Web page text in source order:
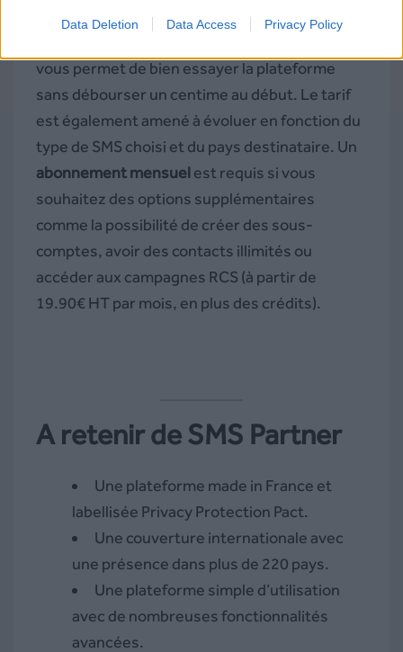
Data Deletion Data Access Privacy Policy
dégressifs. Un bon point pour eux, le nombre
vous permet de bien essayer la plateforme
sans débourser un centime au début. Le tarif
est également amené à évoluer en fonction du
type de SMS choisi et du pays destinataire. Un
abonnement mensuelest requis si vous
souhaitez des options supplémentaires
comme la possibilité de créer des sous-
comptes, avoir des contacts illimités ou
accéder aux campagnes RCS (à partir de
19.90€ HT par mois, en plus des crédits).
A retenir de SMS Partner
Une plateforme made in France et
labellisée Privacy Protection Pact.
Une couverture internationale avec
une présence dans plus de 220 pays.
Une plateforme simple d’utilisation
avec de nombreuses fonctionnalités
avancées.